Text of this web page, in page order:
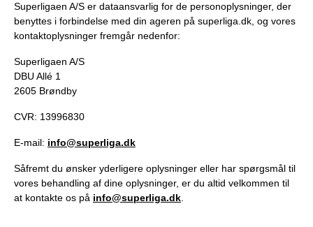
Superligaen A/S er dataansvarlig for de personoplysninger, der
benyttes i forbindelse med din ageren på superliga.dk, og vores
kontaktoplysninger fremgår nedenfor:
Superligaen A/S
DBU Allé 1
2605 Brøndby
CVR: 13996830
E-mail: info@superliga.dk
Såfremt du ønsker yderligere oplysninger eller har spørgsmål til
vores behandling af dine oplysninger, er du altid velkommen til
at kontakte os på info@superliga.dk